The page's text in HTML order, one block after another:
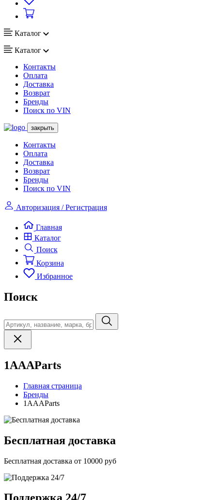
Каталог
Каталог
Контакты
Оплата
Доставка
Возврат
Бренды
Поиск по VIN
закрыть
Контакты
Оплата
Доставка
Возврат
Бренды
Поиск по VIN
Авторизация / Регистрация
Главная
Каталог
Поиск
Корзина
Избранное
Поиск
1AAAParts
Главная страница
Бренды
1AAAParts
Бесплатная доставка
Бесплатная доставка от 10000 руб